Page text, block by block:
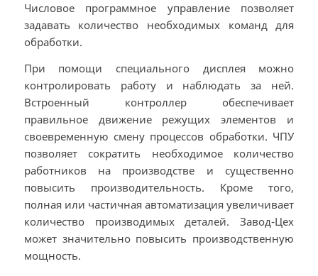
Числовое программное управление позволяет
задавать количество необходимых команд для
обработки.
При помощи специального дисплея можно
контролировать работу и наблюдать за ней.
Встроенный контроллер обеспечивает
правильное движение режущих элементов и
своевременную смену процессов обработки. ЧПУ
позволяет сократить необходимое количество
работников на производстве и существенно
повысить производительность. Кроме того,
полная или частичная автоматизация увеличивает
количество производимых деталей. Завод-Цех
может значительно повысить производственную
мощность.